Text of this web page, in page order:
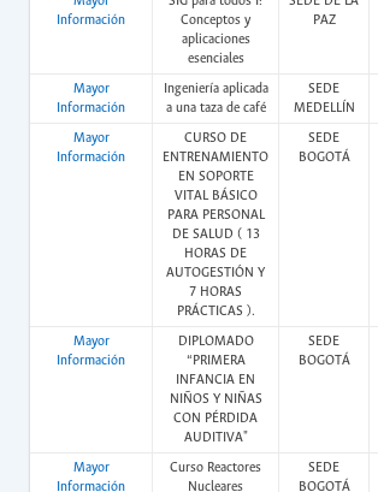
Información
Conceptos y
aplicaciones
esenciales
PAZ
Mayor
Información
Ingeniería aplicada
a una taza de café
SEDE
MEDELLÍN
Mayor
Información
CURSO DE
ENTRENAMIENTO
EN SOPORTE
VITAL BÁSICO
PARA PERSONAL
DE SALUD ( 13
HORAS DE
AUTOGESTIÓN Y
7 HORAS
PRÁCTICAS ).
SEDE
BOGOTÁ
Mayor
Información
DIPLOMADO
“PRIMERA
INFANCIA EN
NIÑOS Y NIÑAS
CON PÉRDIDA
AUDITIVA"
SEDE
BOGOTÁ
Mayor
Información
Curso Reactores
Nucleares
SEDE
BOGOTÁ